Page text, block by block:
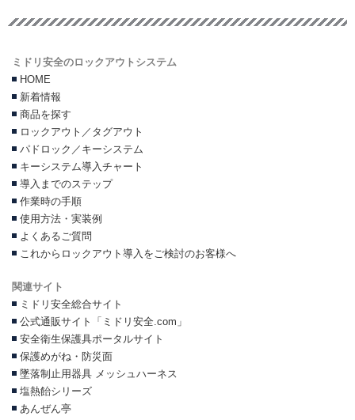
ミドリ安全のロックアウトシステム
HOME
新着情報
商品を探す
ロックアウト／タグアウト
パドロック／キーシステム
キーシステム導入チャート
導入までのステップ
作業時の手順
使用方法・実装例
よくあるご質問
これからロックアウト導入をご検討のお客様へ
関連サイト
ミドリ安全総合サイト
公式通販サイト「ミドリ安全.com」
安全衛生保護具ポータルサイト
保護めがね・防災面
墜落制止用器具 メッシュハーネス
塩熱飴シリーズ
あんぜん亭